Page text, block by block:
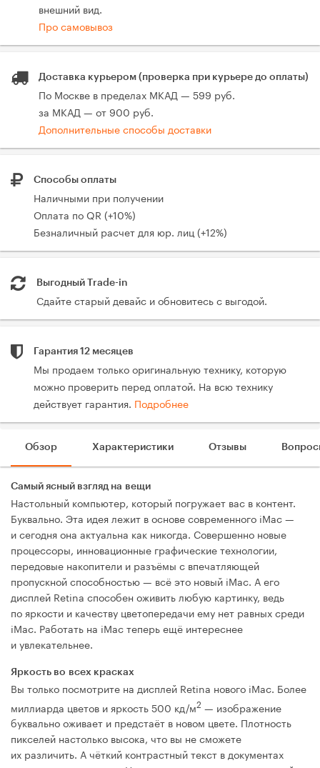
внешний вид.
Про самовывоз
Доставка курьером (проверка при курьере до оплаты)
По Москве в пределах МКАД — 599 руб.
за МКАД — от 900 руб.
Дополнительные способы доставки
Способы оплаты
Наличными при получении
Оплата по QR (+10%)
Безналичный расчет для юр. лиц (+12%)
Выгодный Trade-in
Сдайте старый девайс и обновитесь с выгодой.
Гарантия 12 месяцев
Мы продаем только оригинальную технику, которую
можно проверить перед оплатой. На всю технику
действует гарантия. Подробнее
Обзор Характеристики Отзывы
Самый ясный взгляд на вещи
Настольный компьютер, который погружает вас в контент.
Буквально. Эта идея лежит в основе современного iMac —
и сегодня она актуальна как никогда. Совершенно новые
процессоры, инновационные графические технологии,
передовые накопители и разъёмы с впечатляющей
пропускной способностью — всё это новый iMac. А его
дисплей Retina способен оживить любую картинку, ведь
по яркости и качеству цветопередачи ему нет равных среди
iMac. Работать на iMac теперь ещё интереснее
и увлекательнее.
Яркость во всех красках
Вы только посмотрите на дисплей Retina нового iMac. Более
миллиарда цветов и яркость 500 кд/м2 — изображение
буквально оживает и предстаёт в новом цвете. Плотность
пикселей настолько высока, что вы не сможете
их различить. А чёткий контрастный текст в документах